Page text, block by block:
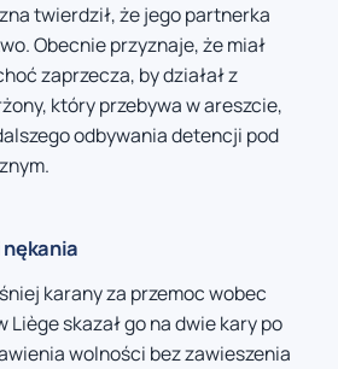
twierdził, że jego partnerka
Obecnie przyznaje, że miał
zaprzecza, by działał z
który przebywa w areszcie,
odbywania detencji pod
karany za przemoc wobec
Liège skazał go na dwie kary po
wolności bez zawieszenia